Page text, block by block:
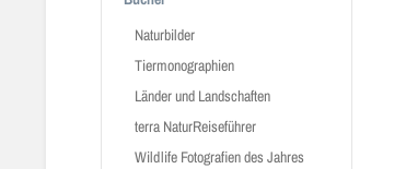
Naturbilder
Tiermonographien
Länder und Landschaften
terra NaturReiseführer
Wildlife Fotografien des Jahres